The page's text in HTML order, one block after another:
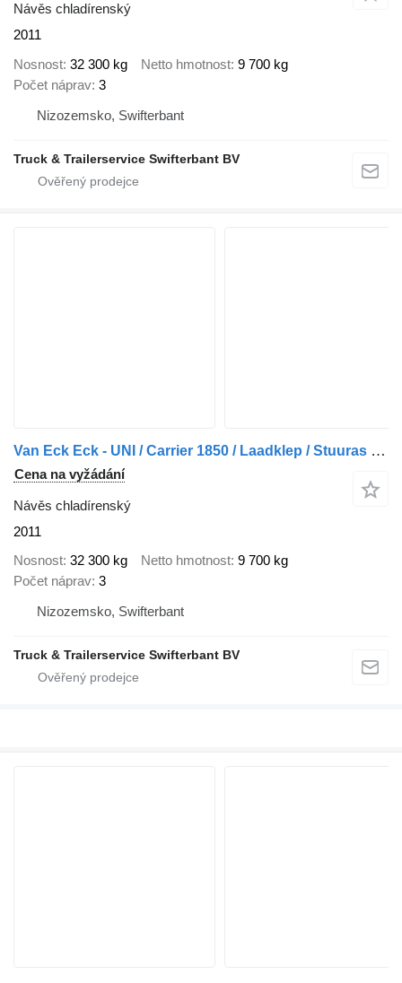
Návěs chladírenský
2011
Nosnost 32 300 kg Netto hmotnost 9 700 kg
Počet náprav 3
Nizozemsko, Swifterbant
Truck & Trailerservice Swifterbant BV
Van Eck Eck - UNI / Carrier 1850 / Laadklep / Stuuras + Lift as
Cena na vyžádání
Návěs chladírenský
2011
Nosnost 32 300 kg Netto hmotnost 9 700 kg
Počet náprav 3
Nizozemsko, Swifterbant
Truck & Trailerservice Swifterbant BV